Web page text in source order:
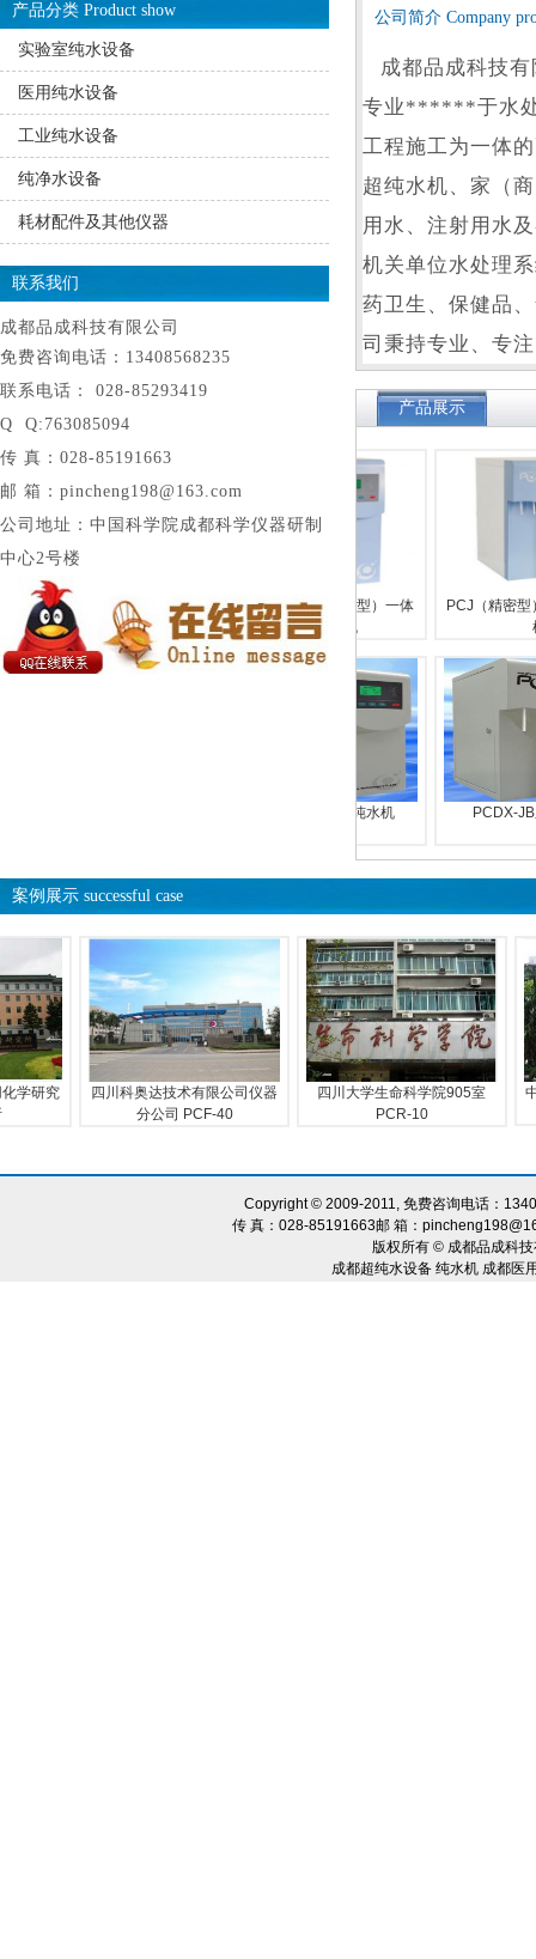
产品分类 Product show
实验室纯水设备
医用纯水设备
工业纯水设备
纯净水设备
耗材配件及其他仪器
联系我们
成都品成科技有限公司
免费咨询电话： 13408568235
联系电话：
028-85293419
Q Q:763085094
传 真：028-85191663
邮 箱：pincheng198@163.com
公司地址：中国科学院成都科学仪器研制
中心2号楼
公司简介 Company
成都品成科技
专业******于水处
工程施工为一体
超纯水机、家（
用水、注射用水
机关单位水处理
药卫生、保健品
司秉持专业、专
产品展示
（经济型）分体落地式超
纯水机
PCWJ（有机除热源型）一体
式超纯水机
PCJ（精密型）
PCDX-WJB系列纯水机 PCDX-JB系
案例展示 successful case
研究
四川科奥达技术有限公司仪器
分公司 PCF-40
四川大学生命科学院905室
PCR-10
中
Copyright © 2009-2011, 免费咨询电话：
传 真：028-85191663邮 箱：
版权所有 © 成都品成科
成都超纯水设备 纯水机 成都医